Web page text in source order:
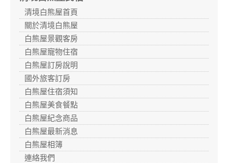
清境白熊屋首頁
關於清境白熊屋
白熊屋景觀客房
白熊屋寵物住宿
白熊屋訂房說明
國外旅客訂房
白熊屋住宿須知
白熊屋美食餐點
白熊屋紀念商品
白熊屋最新消息
白熊屋相簿
連絡我們